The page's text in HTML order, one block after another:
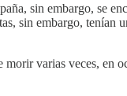
sin embargo, se
sin embargo, tenían
varias veces, en